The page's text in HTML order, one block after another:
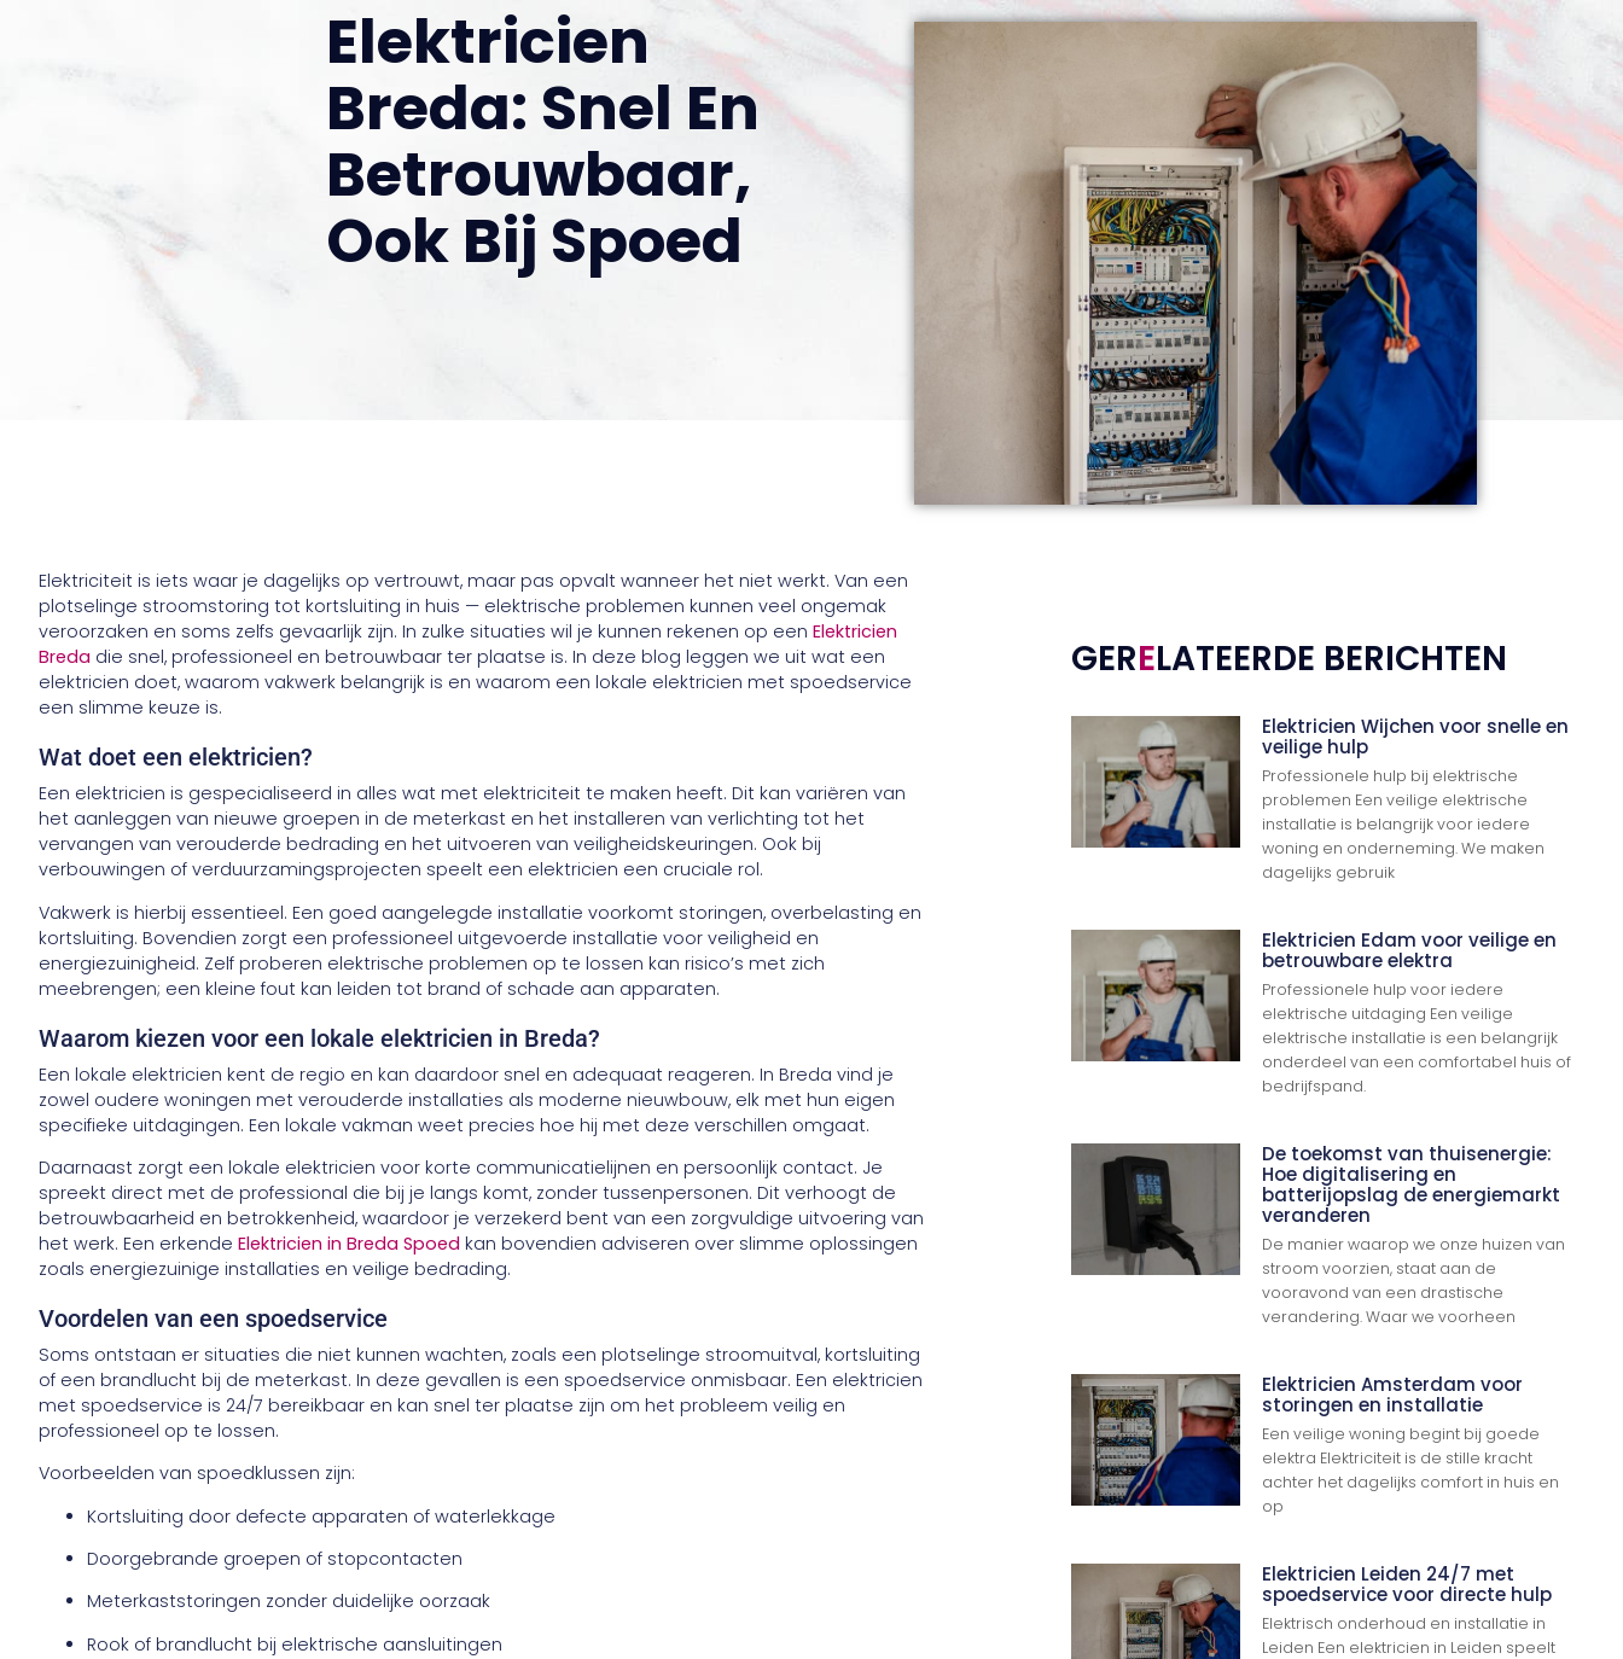
Elektricien
Breda: Snel En
Betrouwbaar,
Ook Bij Spoed
Elektriciteit is iets waar je dagelijks op vertrouwt, maar pas opvalt wanneer het niet werkt. Van een
plotselinge stroomstoring tot kortsluiting in huis — elektrische problemen kunnen veel ongemak
veroorzaken en soms zelfs gevaarlijk zijn. In zulke situaties wil je kunnen rekenen op eenElektricien
Breda die snel, professioneel en betrouwbaar ter plaatse is. In deze blog leggen we uit wat een
elektricien doet, waarom vakwerk belangrijk is en waarom een lokale elektricien met spoedservice
een slimme keuze is.
Wat doet een elektricien?
Een elektricien is gespecialiseerd in alles wat met elektriciteit te maken heeft. Dit kan variëren van
het aanleggen van nieuwe groepen in de meterkast en het installeren van verlichting tot het
vervangen van verouderde bedrading en het uitvoeren van veiligheidskeuringen. Ook bij
verbouwingen of verduurzamingsprojecten speelt een elektricien een cruciale rol.
Vakwerk is hierbij essentieel. Een goed aangelegde installatie voorkomt storingen, overbelasting en
kortsluiting. Bovendien zorgt een professioneel uitgevoerde installatie voor veiligheid en
energiezuinigheid. Zelf proberen elektrische problemen op te lossen kan risico’s met zich
meebrengen; een kleine fout kan leiden tot brand of schade aan apparaten.
Waarom kiezen voor een lokale elektricien in Breda?
Een lokale elektricien kent de regio en kan daardoor snel en adequaat reageren. In Breda vind je
zowel oudere woningen met verouderde installaties als moderne nieuwbouw, elk met hun eigen
specifieke uitdagingen. Een lokale vakman weet precies hoe hij met deze verschillen omgaat.
Daarnaast zorgt een lokale elektricien voor korte communicatielijnen en persoonlijk contact. Je
spreekt direct met de professional die bij je langs komt, zonder tussenpersonen. Dit verhoogt de
betrouwbaarheid en betrokkenheid, waardoor je verzekerd bent van een zorgvuldige uitvoering van
het werk. Een erkendeElektricien in Breda Spoed kan bovendien adviseren over slimme oplossingen
zoals energiezuinige installaties en veilige bedrading.
Voordelen van een spoedservice
Soms ontstaan er situaties die niet kunnen wachten, zoals een plotselinge stroomuitval, kortsluiting
of een brandlucht bij de meterkast. In deze gevallen is een spoedservice onmisbaar. Een elektricien
met spoedservice is 24/7 bereikbaar en kan snel ter plaatse zijn om het probleem veilig en
professioneel op te lossen.
Voorbeelden van spoedklussen zijn:
Kortsluiting door defecte apparaten of waterlekkage
Doorgebrande groepen of stopcontacten
Meterkaststoringen zonder duidelijke oorzaak
Rook of brandlucht bij elektrische aansluitingen
GERELATEERDE BERICHTEN
Elektricien Wijchen voor snelle en
veilige hulp
Professionele hulp bij elektrische
problemen Een veilige elektrische
installatie is belangrijk voor iedere
woning en onderneming. We maken
dagelijks gebruik
Elektricien Edam voor veilige en
betrouwbare elektra
Professionele hulp voor iedere
elektrische uitdaging Een veilige
elektrische installatie is een belangrijk
onderdeel van een comfortabel huis of
bedrijfspand.
De toekomst van thuisenergie:
Hoe digitalisering en
batterijopslag de energiemarkt
veranderen
De manier waarop we onze huizen van
stroom voorzien, staat aan de
vooravond van een drastische
verandering. Waar we voorheen
Elektricien Amsterdam voor
storingen en installatie
Een veilige woning begint bij goede
elektra Elektriciteit is de stille kracht
achter het dagelijks comfort in huis en
op
Elektricien Leiden 24/7 met
spoedservice voor directe hulp
Elektrisch onderhoud en installatie in
Leiden Een elektricien in Leiden speelt